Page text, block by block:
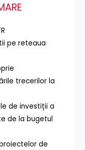
pe reteaua
trecerilor la
de investiții a
de la bugetul
de